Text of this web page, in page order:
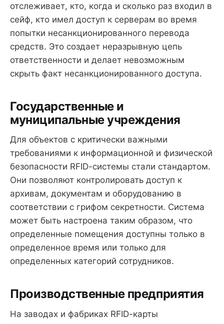
отслеживает, кто, когда и сколько раз входил в
сейф, кто имел доступ к серверам во время
попытки несанкционированного перевода
средств. Это создает неразрывную цепь
ответственности и делает невозможным
скрыть факт несанкционированного доступа.
Государственные и
муниципальные учреждения
Для объектов с критически важными
требованиями к информационной и физической
безопасности RFID-системы стали стандартом.
Они позволяют контролировать доступ к
архивам, документам и оборудованию в
соответствии с грифом секретности. Система
может быть настроена таким образом, что
определенные помещения доступны только в
определенное время или только для
определенных категорий сотрудников.
Производственные предприятия
На заводах и фабриках RFID-карты